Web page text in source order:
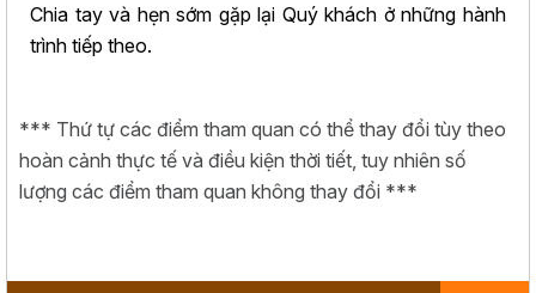
Chia tay và hẹn sớm gặp lại Quý khách ở những hành
trình tiếp theo.
*** Thứ tự các điểm tham quan có thể thay đổi tùy theo
hoàn cảnh thực tế và điều kiện thời tiết, tuy nhiên số
lượng các điểm tham quan không thay đổi ***